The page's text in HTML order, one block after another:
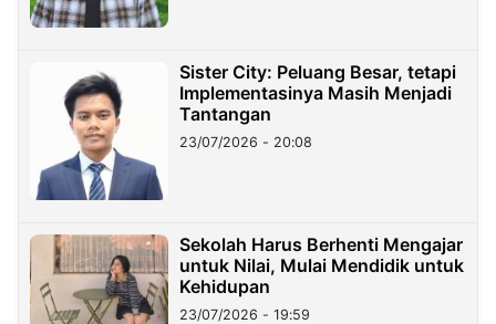
Sister City: Peluang Besar, tetapi
Implementasinya Masih Menjadi
Tantangan
23/07/2026 - 20:08
Sekolah Harus Berhenti Mengajar
untuk Nilai, Mulai Mendidik untuk
Kehidupan
23/07/2026 - 19:59